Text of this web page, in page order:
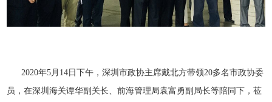
2020年5月14日下午，深圳市政协主席戴北方带领20多名市政协委
员，在深圳海关谭华副关长、前海管理局袁富勇副局长等陪同下，莅